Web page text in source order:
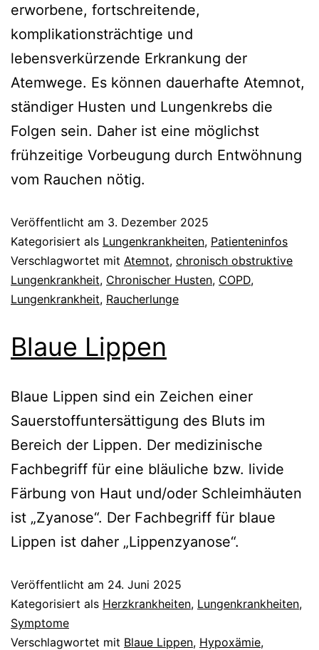
erworbene, fortschreitende,
komplikationsträchtige und
lebensverkürzende Erkrankung der
Atemwege. Es können dauerhafte Atemnot,
ständiger Husten und Lungenkrebs die
Folgen sein. Daher ist eine möglichst
frühzeitige Vorbeugung durch Entwöhnung
vom Rauchen nötig.
Veröffentlicht am 3. Dezember 2025
Kategorisiert als Lungenkrankheiten, Patienteninfos
Verschlagwortet mit Atemnot, chronisch obstruktive
Lungenkrankheit, Chronischer Husten, COPD,
Lungenkrankheit, Raucherlunge
Blaue Lippen
Blaue Lippen sind ein Zeichen einer
Sauerstoffuntersättigung des Bluts im
Bereich der Lippen. Der medizinische
Fachbegriff für eine bläuliche bzw. livide
Färbung von Haut und/oder Schleimhäuten
ist „Zyanose“. Der Fachbegriff für blaue
Lippen ist daher „Lippenzyanose“.
Veröffentlicht am 24. Juni 2025
Kategorisiert als Herzkrankheiten, Lungenkrankheiten,
Symptome
Verschlagwortet mit Blaue Lippen, Hypoxämie,